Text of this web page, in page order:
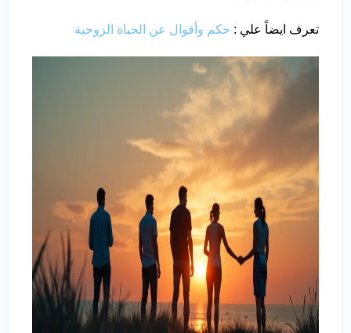
تعرف ايضاً علي : حكم وأقوال عن الحياة الزوجية